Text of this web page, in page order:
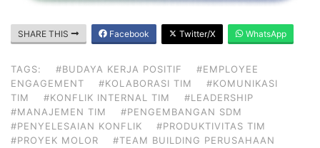
SHARE THIS Facebook Twitter/X WhatsApp
TAGS: #BUDAYA KERJA POSITIF
#EMPLOYEE
ENGAGEMENT
#KOLABORASI TIM
#KOMUNIKASI
TIM
#KONFLIK INTERNAL TIM
#LEADERSHIP
#MANAJEMEN TIM
#PENGEMBANGAN SDM
#PENYELESAIAN KONFLIK
#PRODUKTIVITAS TIM
#PROYEK MOLOR
#TEAM BUILDING PERUSAHAAN